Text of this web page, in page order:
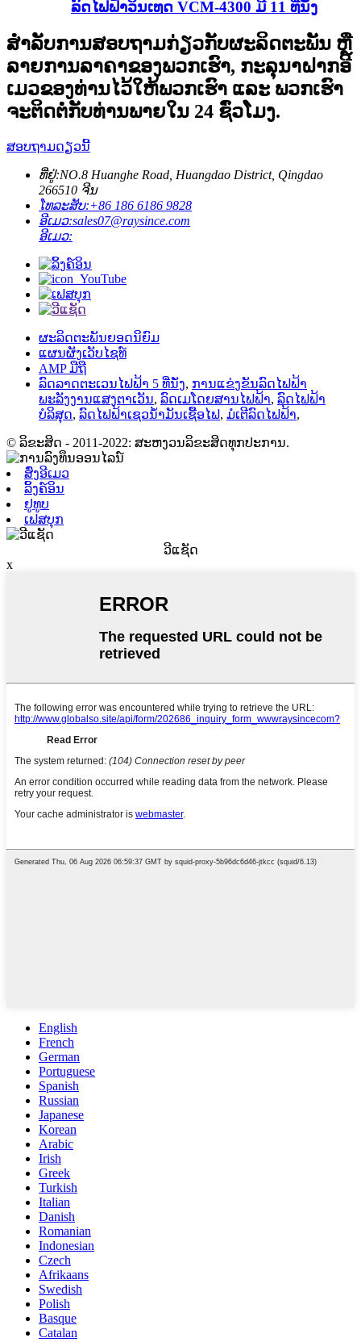
ລົດໄຟຟ້າວິນເທດ VCM-4300 ມີ 11 ທີ່ນັ່ງ
ສຳລັບການສອບຖາມກ່ຽວກັບຜະລິດຕະພັນ ຫຼື
ລາຍການລາຄາຂອງພວກເຮົາ, ກະລຸນາຝາກອີ
ເມວຂອງທ່ານໄວ້ໃຫ້ພວກເຮົາ ແລະ ພວກເຮົາ
ຈະຕິດຕໍ່ກັບທ່ານພາຍໃນ 24 ຊົ່ວໂມງ.
ສອບຖາມດຽວນີ້
ທີ່ຢູ່:NO.8 Huanghe Road, Huangdao District, Qingdao
266510 ຈີນ
ໂທລະສັບ:+86 186 6186 9828
ອີເມວ:sales07@raysince.com
ອີເມວ:
ຜະລິດຕະພັນຍອດນິຍົມ
ແຜນຜັງເວັບໄຊທ໌
AMP ມືຖື
ລົດລາດຕະເວນໄຟຟ້າ 5 ທີ່ນັ່ງ, ການແຂ່ງຂັນລົດໄຟຟ້າ
ພະລັງງານແສງຕາເວັນ, ລົດເມໂດຍສານໄຟຟ້າ, ລົດໄຟຟ້າ
ບໍລິສຸດ, ລົດໄຟຟ້າເຊວນໍ້າມັນເຊື້ອໄຟ, ມໍເຕີລົດໄຟຟ້າ,
© ລິຂະສິດ - 2011-2022: ສະຫງວນລິຂະສິດທຸກປະການ.
ສົ່ງອີເມວ
ລິ້ງຄ໌ອິນ
ຢູທູບ
ເຟສບຸກ
ວີແຊັດ
x
English
French
German
Portuguese
Spanish
Russian
Japanese
Korean
Arabic
Irish
Greek
Turkish
Italian
Danish
Romanian
Indonesian
Czech
Afrikaans
Swedish
Polish
Basque
Catalan